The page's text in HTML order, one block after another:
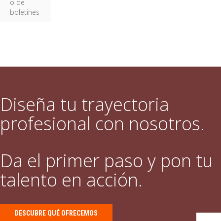
o de
boletines
Diseña tu trayectoria
profesional con nosotros.
Da el primer paso y pon tu
talento en acción.
DESCUBRE QUÉ OFRECEMOS